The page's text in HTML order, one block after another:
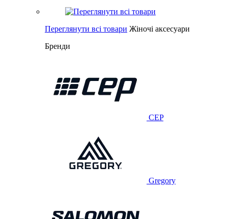
Переглянути всі товари Жіночі аксесуари
Бренди
CEP
Gregory